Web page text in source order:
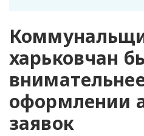
харьковчан
оформлении
заявок